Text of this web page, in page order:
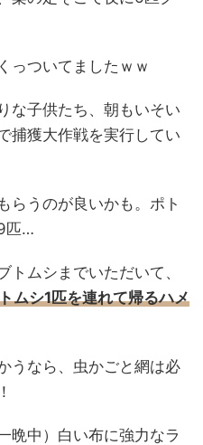
っついてました ｗｗ
な子供たち、朝もいそい
捕獲大作戦を実行してい
らうのが良いかも。ポト
匹…
トムシまでいただいて、
ムシ1匹を連れて帰るハメ
うなら、 虫かごと網は必
晩中）白い布に強力なラ